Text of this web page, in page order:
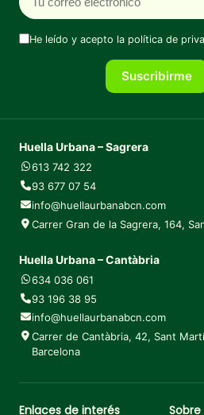
He leído y acepto la política de
Suscribirme
Huella Urbana – Sagrera
613 742 322
93 677 07 54
info@huellaurbanabcn.com
Carrer Gran de la Sagrera, 164,
Huella Urbana – Cantàbria
634 036 061
93 196 38 95
info@huellaurbanabcn.com
Carrer de Cantàbria, 42, Sant
Barcelona
Enlaces de interés